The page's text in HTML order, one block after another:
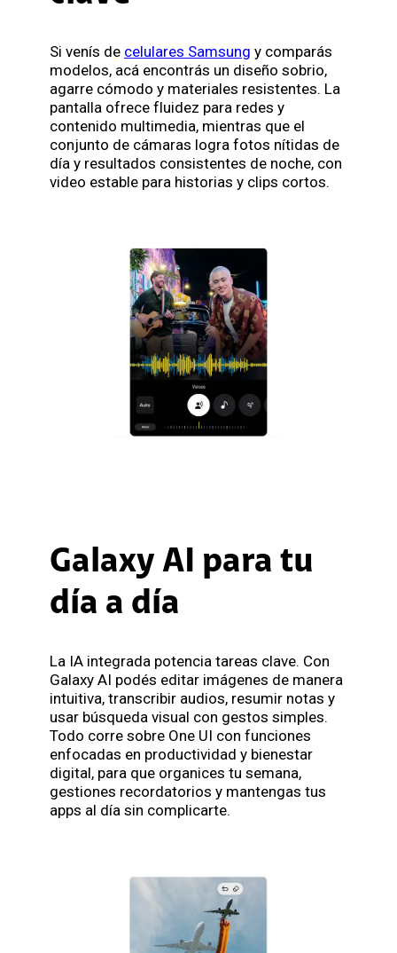
Si venís de celulares Samsung y comparás
modelos, acá encontrás un diseño sobrio,
agarre cómodo y materiales resistentes. La
pantalla ofrece fluidez para redes y
contenido multimedia, mientras que el
conjunto de cámaras logra fotos nítidas de
día y resultados consistentes de noche, con
video estable para historias y clips cortos.
Galaxy AI para tu
día a día
La IA integrada potencia tareas clave. Con
Galaxy AI podés editar imágenes de manera
intuitiva, transcribir audios, resumir notas y
usar búsqueda visual con gestos simples.
Todo corre sobre One UI con funciones
enfocadas en productividad y bienestar
digital, para que organices tu semana,
gestiones recordatorios y mantengas tus
apps al día sin complicarte.